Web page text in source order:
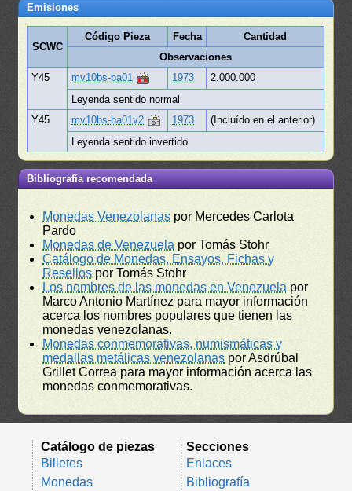
Emisiones
SCWC
Código Pieza Fecha
Cantidad
Observaciones
Y45
mv10bs-ba01 1973
2.000.000
Leyenda sentido normal
Y45
mv10bs-ba01v2 1973
(Incluído en el anterior)
Leyenda sentido invertido
Bibliografía recomendada
Monedas Venezolanas por Mercedes Carlota
Pardo
Monedas de Venezuela por Tomás Stohr
Catálogo de Monedas, Ensayos, Fichas y
Resellos por Tomás Stohr
Los nombres de las monedas en Venezuela por
Marco Antonio Martínez para mayor información
acerca los nombres populares que tienen las
monedas venezolanas.
Monedas conmemorativas, numismáticas y
medallas metálicas venezolanas por Asdrúbal
Grillet Correa para mayor información acerca las
monedas conmemorativas.
Catálogo de piezas
Billetes
Monedas
Secciones
Enlaces
Bibliografía